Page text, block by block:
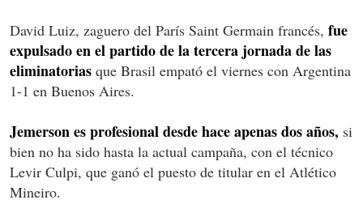
David Luiz, zaguero del París Saint Germain francés, fue
expulsado en el partido de la tercera jornada de las
eliminatorias que Brasil empató el viernes con Argentina
1-1 en Buenos Aires.
Jemerson es profesional desde hace apenas dos años, si
bien no ha sido hasta la actual campaña, con el técnico
Levir Culpi, que ganó el puesto de titular en el Atlético
Mineiro.